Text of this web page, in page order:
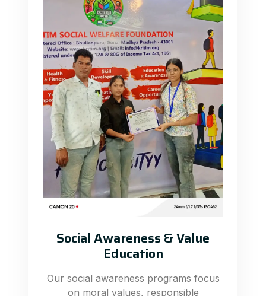
Social Awareness & Value
Education
Our social awareness programs focus
on moral values, responsible